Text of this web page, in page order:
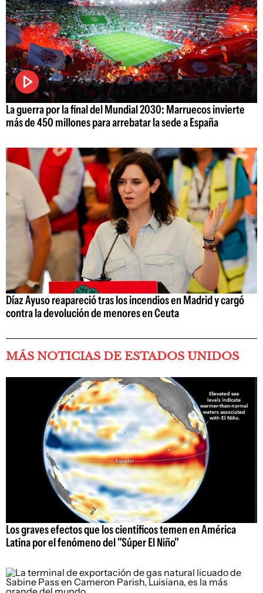
La guerra por la final del Mundial 2030: Marruecos invierte
más de 450 millones para arrebatar la sede a España
Díaz Ayuso reapareció tras los incendios en Madrid y cargó
contra la devolución de menores en Ceuta
MÁS NOTICIAS DE ESTADOS UNIDOS
Los graves efectos que los científicos temen en América
Latina por el fenómeno del "Súper El Niño"